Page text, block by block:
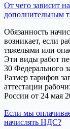
От чего зависит
дополнительным
Обязанность
возникает, если
тяжелыми или
Эти виды работ
30 Федерального
Размер тарифов
аттестации
России от 24 мая
Если мы
начислять НДС?